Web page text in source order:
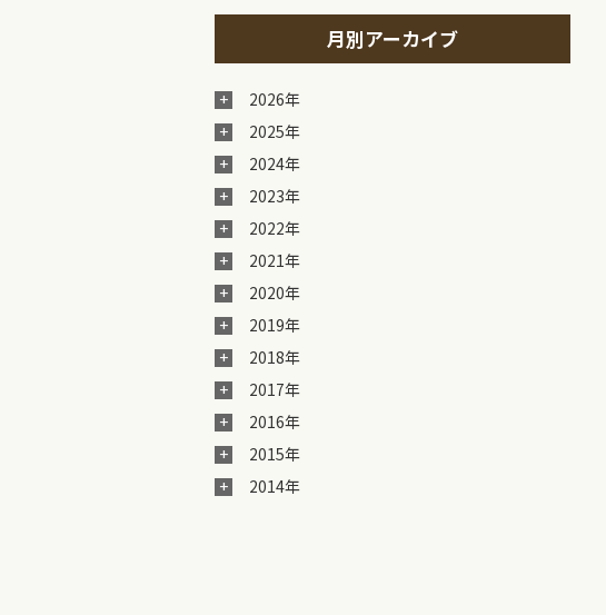
月別アーカイブ
2026年
2025年
2024年
2023年
2022年
2021年
2020年
2019年
2018年
2017年
2016年
2015年
2014年